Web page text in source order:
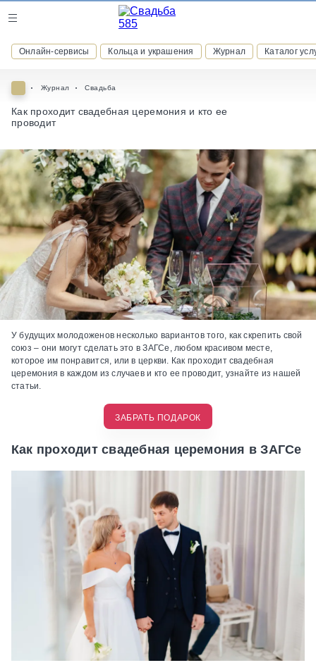
Онлайн-сервисы Кольца и украшения Журнал Каталог
ВСТУПАЙТЕ В КЛУБ ПРИВИЛЕГИЙ
присоединяйтесь к закрытому сообществу и получайте
скидки и бонусы за участие
РЕГИСТРАЦИЯ
Журнал Свадьба
Как проходит свадебная церемония и кто ее
проводит
У будущих молодоженов несколько вариантов того, как скрепить свой
союз – они могут сделать это в ЗАГСе, любом красивом месте,
которое им понравится, или в церкви. Как проходит свадебная
церемония в каждом из случаев и кто ее проводит, узнайте из нашей
статьи.
ЗАБРАТЬ ПОДАРОК
Как проходит свадебная церемония в ЗАГСе